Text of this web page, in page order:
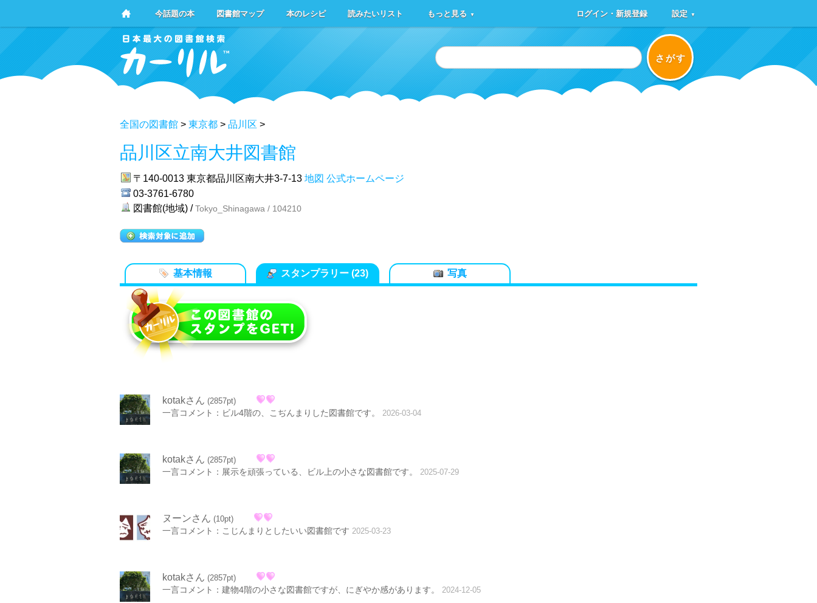
今話題の本 図書館マップ 本のレシピ 読みたいリスト もっと見る ▼ ログイン・新規登録 設定 ▼
さがす
全国の図書館 > 東京都 > 品川区 >
品川区立南大井図書館
〒140-0013 東京都品川区南大井3-7-13 地図 公式ホームページ
03-3761-6780
図書館(地域) / Tokyo_Shinagawa / 104210
基本情報 スタンプラリー (23) 写真
kotakさん (2857pt)
一言コメント：ビル4階の、こぢんまりした図書館です。 2026-03-04
kotakさん (2857pt)
一言コメント：展示を頑張っている、ビル上の小さな図書館です。 2025-07-29
ヌーンさん (10pt)
一言コメント：こじんまりとしたいい図書館です 2025-03-23
kotakさん (2857pt)
一言コメント：建物4階の小さな図書館ですが、にぎやか感があります。 2024-12-05